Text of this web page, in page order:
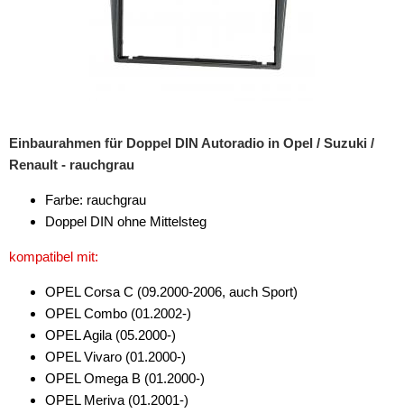
Einbaurahmen für Doppel DIN Autoradio in Opel / Suzuki /
Renault - rauchgrau
Farbe: rauchgrau
Doppel DIN ohne Mittelsteg
kompatibel mit:
OPEL Corsa C (09.2000-2006, auch Sport)
OPEL Combo (01.2002-)
OPEL Agila (05.2000-)
OPEL Vivaro (01.2000-)
OPEL Omega B (01.2000-)
OPEL Meriva (01.2001-)